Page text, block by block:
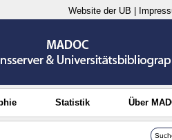
Website der UB
Statistik Über